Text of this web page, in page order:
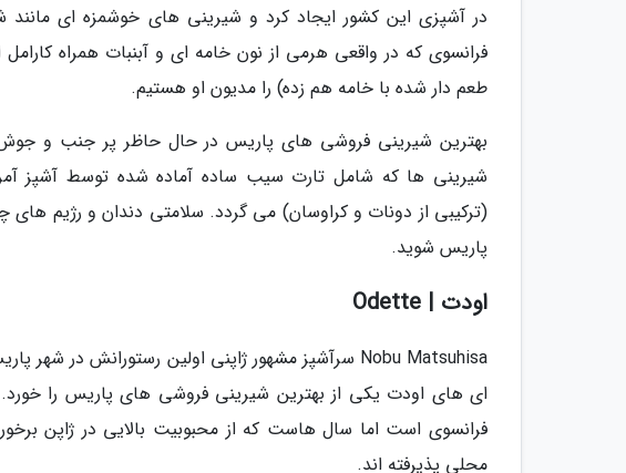
در آشپزی این کشور ایجاد کرد و شیرینی های خوشمزه ای
فرانسوی که در واقعی هرمی از نون خامه ای و آبنبات همراه
طعم دار شده با خامه هم زده) را مدیون او هستیم.
بهترین شیرینی فروشی های پاریس در حال حاظر پر جنب و جوش
شیرینی ها که شامل تارت سیب ساده آماده شده توسط آشپز
(ترکیبی از دونات و کراوسان) می گردد. سلامتی دندان و رژیم های
پاریس شوید.
اودت | Odette
ای های اودت یکی از بهترین شیرینی فروشی های پاریس را
فرانسوی است اما سال هاست که از محبوبیت بالایی در ژاپن
محلی پذیرفته اند.